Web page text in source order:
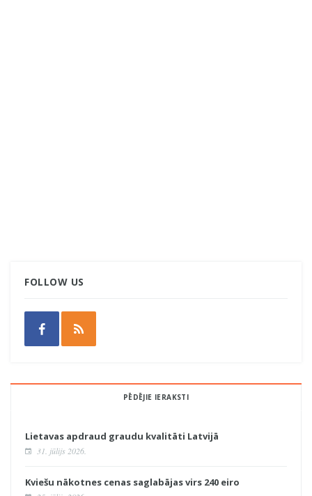
FOLLOW US
PĒDĒJIE IERAKSTI
Lietavas apdraud graudu kvalitāti Latvijā
31. jūlijs 2026.
Kviešu nākotnes cenas saglabājas virs 240 eiro